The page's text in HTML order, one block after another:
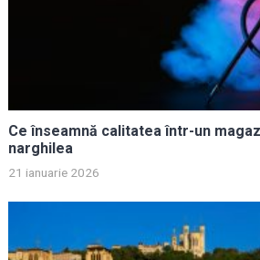
Ce înseamnă calitatea într-un
narghilea
21 ianuarie 2026